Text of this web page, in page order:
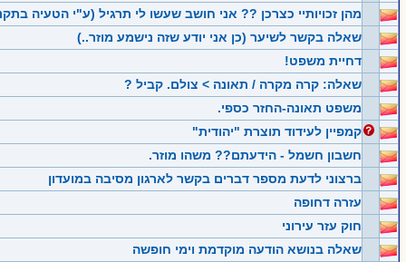
מהן זכויותיי כצרכן ?? אני חושב שעשו לי תרגיל (ע"י הטעיה
שאלה בקשר לשיער (כן אני יודע שזה נישמע מוזר..)
דחיית משפט!
שאלה: קרה מקרה / תאונה > צולם. קביל ?
משפט תאונה-החזר כספי.
קמפיין לעידוד תוצרת "יהודית"
חשבון חשמל - הידעתם?? משהו מוזר.
ברצוני לדעת מספר דברים בקשר לארגון מסיבה במועדון
עזרה דחופה
חוק עזר עירוני
שאלה בנושא הודעה מוקדמת וימי חופשה